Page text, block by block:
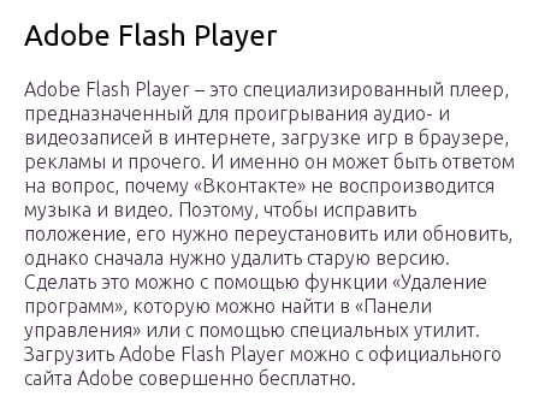
Adobe Flash Player
Adobe Flash Player – это специализированный плеер,
предназначенный для проигрывания аудио- и
видеозаписей в интернете, загрузке игр в браузере,
рекламы и прочего. И именно он может быть ответом
на вопрос, почему «Вконтакте» не воспроизводится
музыка и видео. Поэтому, чтобы исправить
положение, его нужно переустановить или обновить,
однако сначала нужно удалить старую версию.
Сделать это можно с помощью функции «Удаление
программ», которую можно найти в «Панели
управления» или с помощью специальных утилит.
Загрузить Adobe Flash Player можно с официального
сайта Adobe совершенно бесплатно.